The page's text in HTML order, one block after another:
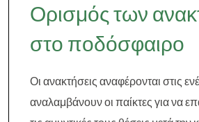
Ορισμός των
στο ποδόσφαιρο
Οι ανακτήσεις αναφέρονται στις
αναλαμβάνουν οι παίκτες για να